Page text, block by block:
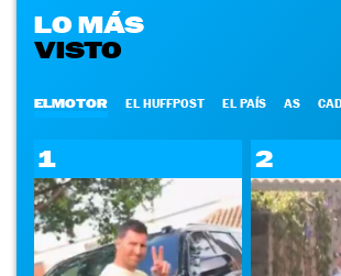
LO MÁS
VISTO
ELMOTOR EL HUFFPOST EL PAÍS AS
1 2